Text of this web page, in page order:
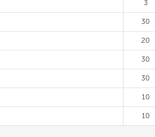
3
30
20
30
30
10
10